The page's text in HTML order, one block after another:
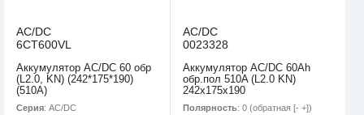
AC/DC
6CT600VL
Аккумулятор AC/DC 60 обр
(L2.0, KN) (242*175*190)
(510А)
Серия: AC/DC
AC/DC
0023328
Аккумулятор AC/DC 60Ah
обр.пол 510A (L2.0 KN)
242х175х190
Полярность: 0 (обратная [- +])